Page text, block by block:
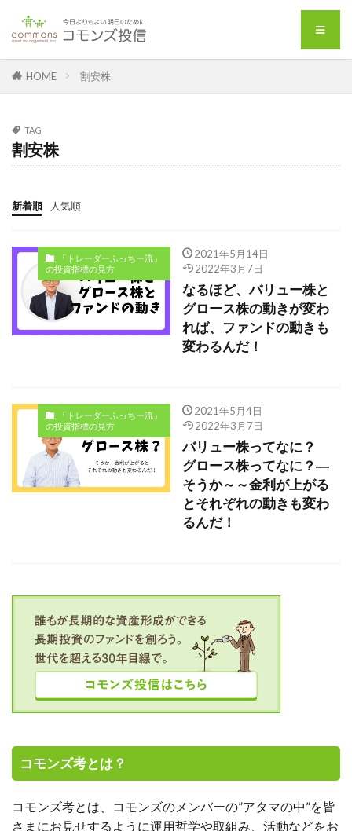
HOME 割安株
TAG
割安株
新着順 人気順
「トレーダーふっちー流」
の投資指標の見方
2021年5月14日
2022年3月7日
なるほど、バリュー株と
グロース株の動きが変わ
れば、ファンドの動きも
変わるんだ！
「トレーダーふっちー流」
の投資指標の見方
2021年5月4日
2022年3月7日
バリュー株ってなに？
グロース株ってなに？―
そうか～～金利が上がる
とそれぞれの動きも変わ
るんだ！
コモンズ考とは？
コモンズ考とは、コモンズのメンバーの”アタマの中”を皆
さまにお見せするように運用哲学や取組み、活動などをお